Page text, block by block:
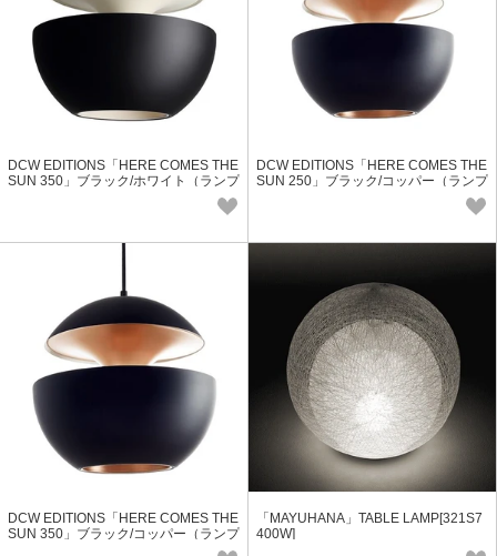
DCW EDITIONS「HERE COMES THE
SUN 350」ブラック/ホワイト（ランプ
DCW EDITIONS「HERE COMES THE
SUN 250」ブラック/コッパー（ランプ
DCW EDITIONS「HERE COMES THE
SUN 350」ブラック/コッパー（ランプ
「MAYUHANA」TABLE LAMP[321S7
400W]